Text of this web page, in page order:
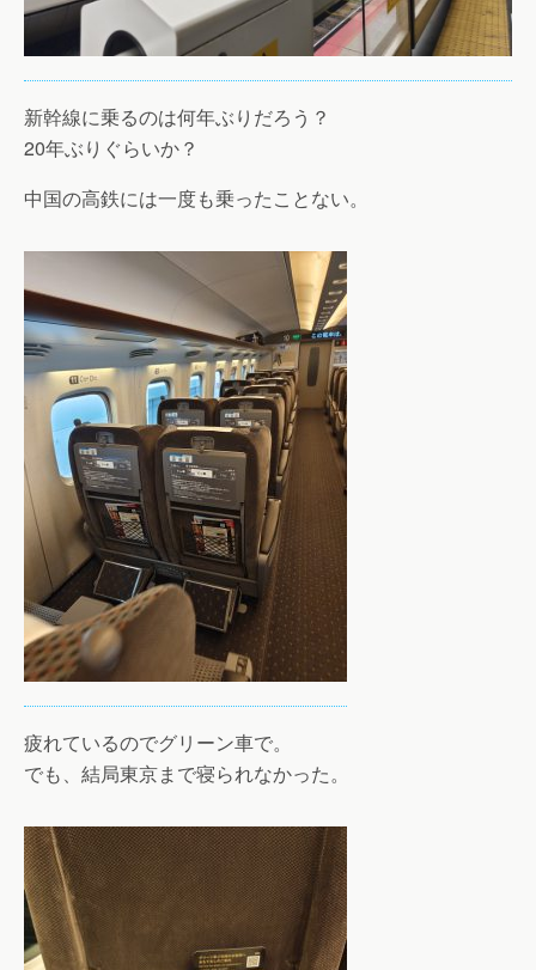
新幹線に乗るのは何年ぶりだろう？
20年ぶりぐらいか？
中国の高鉄には一度も乗ったことない。
疲れているのでグリーン車で。
でも、結局東京まで寝られなかった。